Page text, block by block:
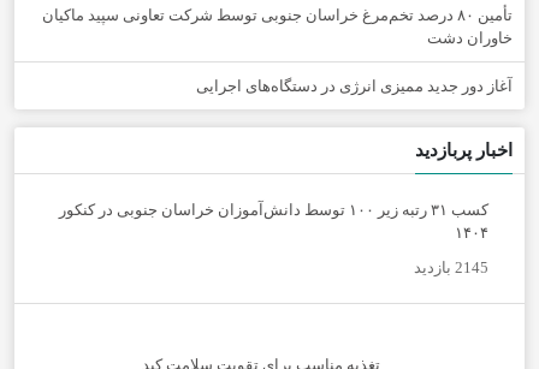
تأمین ۸۰ درصد تخم‌مرغ خراسان جنوبی توسط شرکت تعاونی سپید ماکیان
خاوران دشت
آغاز دور جدید ممیزی انرژی در دستگاه‌های اجرایی
اخبار پربازدید
کسب ۳۱ رتبه زیر ۱۰۰ توسط دانش‌آموزان خراسان جنوبی در کنکور
۱۴۰۴
2145 بازدید
تغذیه مناسب برای تقویت سلامت کبد